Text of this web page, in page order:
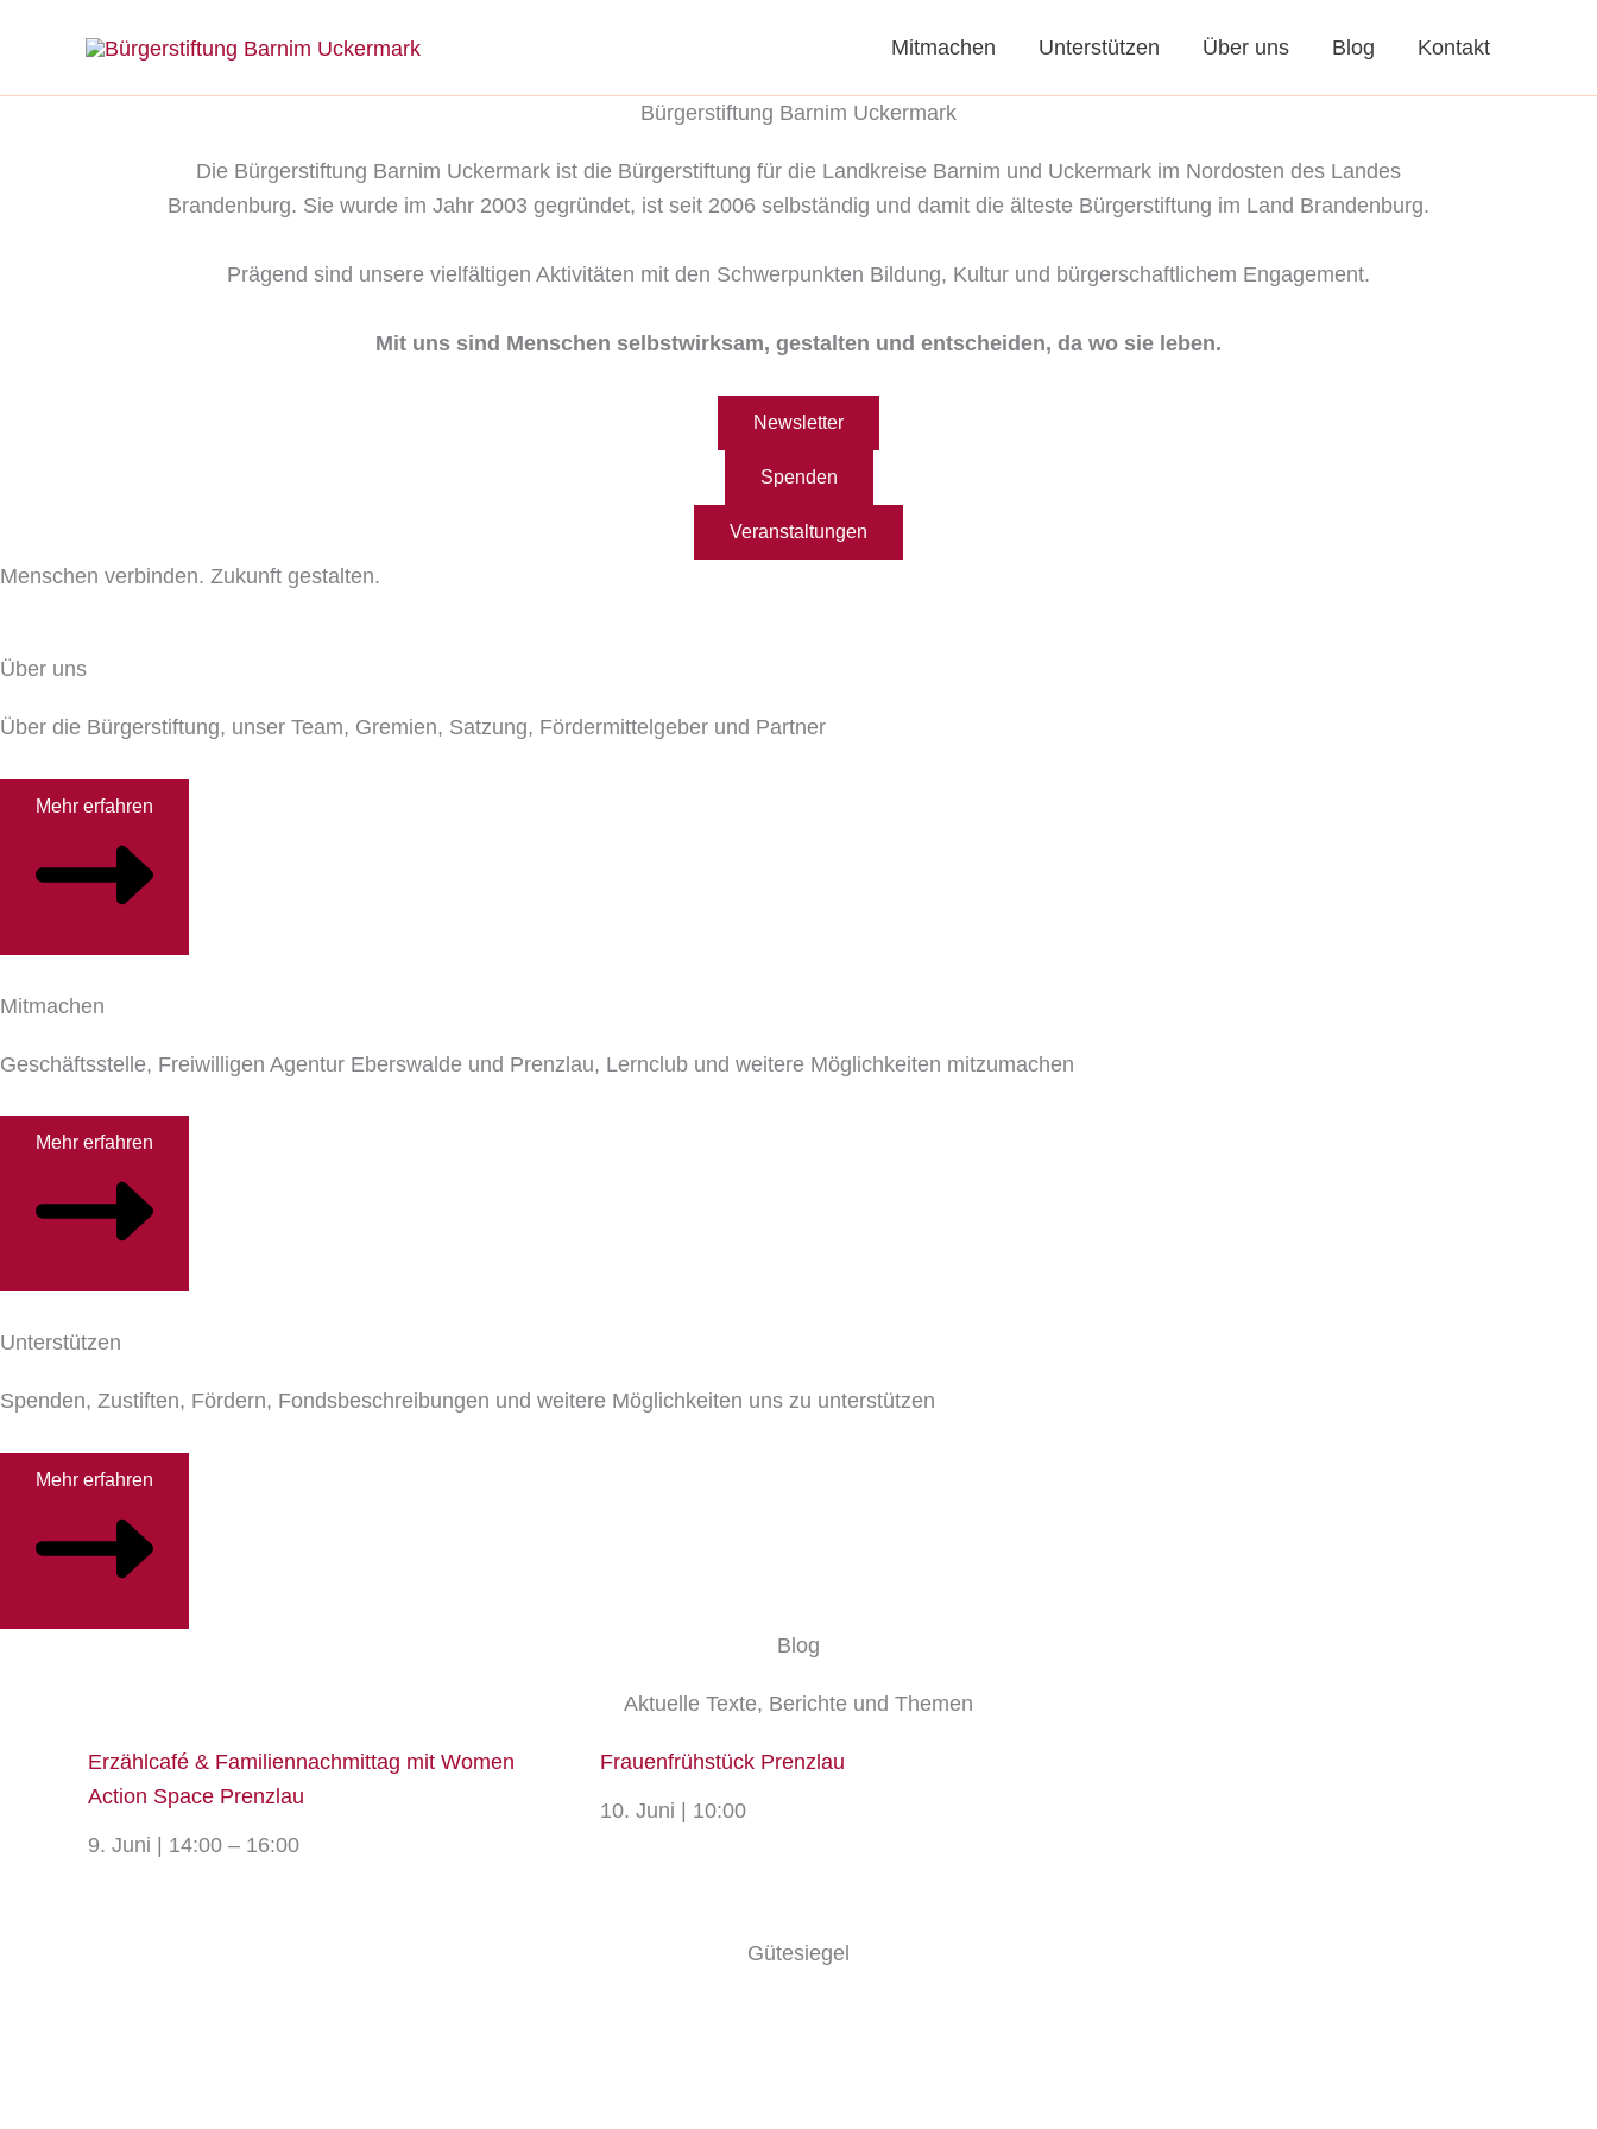
Mitmachen Unterstützen Über uns Blog Kontakt
Bürgerstiftung Barnim Uckermark
Die Bürgerstiftung Barnim Uckermark ist die Bürgerstiftung für die Landkreise Barnim und Uckermark im Nordosten des Landes
Brandenburg. Sie wurde im Jahr 2003 gegründet, ist seit 2006 selbständig und damit die älteste Bürgerstiftung im Land Brandenburg.
Prägend sind unsere vielfältigen Aktivitäten mit den Schwerpunkten Bildung, Kultur und bürgerschaftlichem Engagement.
Mit uns sind Menschen selbstwirksam, gestalten und entscheiden, da wo sie leben.
Newsletter
Spenden
Veranstaltungen
Menschen verbinden. Zukunft gestalten.
Über uns
Über die Bürgerstiftung, unser Team, Gremien, Satzung, Fördermittelgeber und Partner
Mehr erfahren
Mitmachen
Geschäftsstelle, Freiwilligen Agentur Eberswalde und Prenzlau, Lernclub und weitere Möglichkeiten mitzumachen
Mehr erfahren
Unterstützen
Spenden, Zustiften, Fördern, Fondsbeschreibungen und weitere Möglichkeiten uns zu unterstützen
Mehr erfahren
Blog
Aktuelle Texte, Berichte und Themen
Erzählcafé & Familiennachmittag mit Women
Action Space Prenzlau
9. Juni | 14:00 – 16:00
Frauenfrühstück Prenzlau
10. Juni | 10:00
Gütesiegel